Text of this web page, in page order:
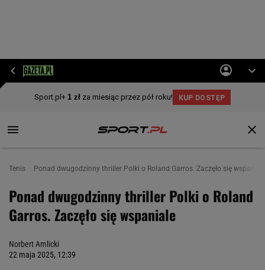
Tenis Ponad dwugodzinny thriller Polki o Roland Garros. Zaczęło się
Ponad dwugodzinny thriller Polki o Roland
Garros. Zaczęło się wspaniale
Norbert Amlicki
22 maja 2025, 12:39